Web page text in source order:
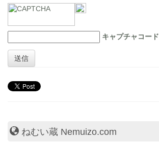
キャプチャコード
送信
ねむい蔵 Nemuizo.com